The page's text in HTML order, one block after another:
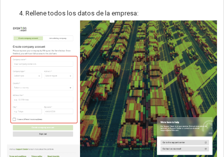
4. Rellene todos los datos de la empresa: